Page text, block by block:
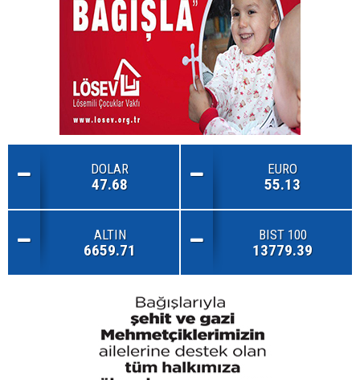
DOLAR
47.68
EURO
55.13
ALTIN
6659.71
BIST 100
13779.39